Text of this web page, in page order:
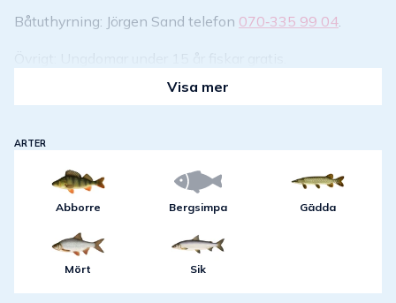
Båtuthyrning: Jörgen Sand telefon 070‑335 99 04.
Visa mer
ARTER
Abborre Bergsimpa Gädda
Mört Sik